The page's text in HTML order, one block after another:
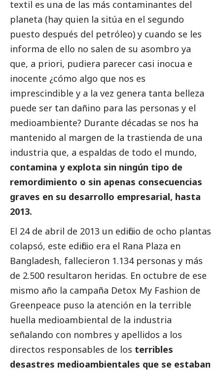
textil es una de las más contaminantes del
planeta (hay quien la sitúa en el segundo
puesto después del petróleo) y cuando se les
informa de ello no salen de su asombro ya
que, a priori, pudiera parecer casi inocua e
inocente ¿cómo algo que nos es
imprescindible y a la vez genera tanta belleza
puede ser tan dañino para las personas y el
medioambiente? Durante décadas se nos ha
mantenido al margen de la trastienda de una
industria que, a espaldas de todo el mundo,
contamina y explota sin ningún tipo de
remordimiento o sin apenas consecuencias
graves en su desarrollo empresarial, hasta
2013.
El 24 de abril de 2013 un edificio de ocho plantas
colapsó, este edificio era el Rana Plaza en
Bangladesh, fallecieron 1.134 personas y más
de 2.500 resultaron heridas. En octubre de ese
mismo año la campaña Detox My Fashion de
Greenpeace puso la atención en la terrible
huella medioambiental de la industria
señalando con nombres y apellidos a los
directos responsables de los terribles
desastres medioambientales que se estaban